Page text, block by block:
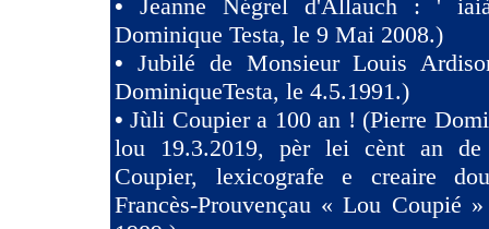
• Jeanne Négrel d'Allauch : '
Dominique Testa, le 9 Mai 2008.)
• Jubilé de Monsieur Louis
DominiqueTesta, le 4.5.1991.)
•Jùli Coupier a 100 an ! (Pierre
lou 19.3.2019, pèr lei cènt an de
Coupier, lexicografe e creaire
Francès-Prouvençau « Lou Coupié